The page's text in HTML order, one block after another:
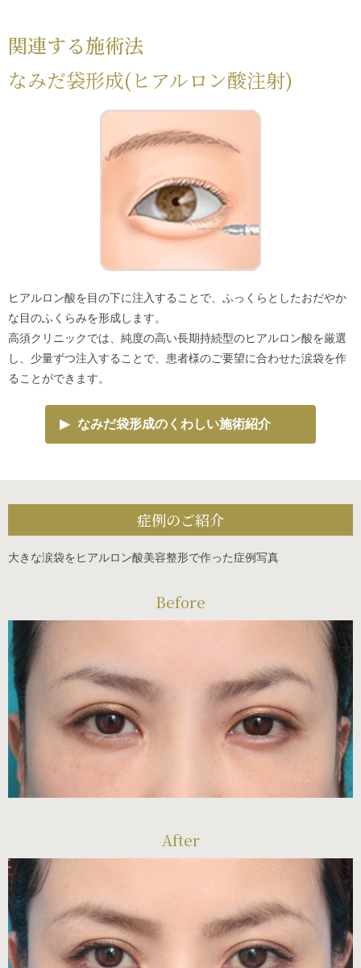
関連する施術法
なみだ袋形成(ヒアルロン酸注射)
ヒアルロン酸を目の下に注入することで、ふっくらとしたおだやか
な目のふくらみを形成します。
高須クリニックでは、純度の高い長期持続型のヒアルロン酸を厳選
し、少量ずつ注入することで、患者様のご要望に合わせた涙袋を作
ることができます。
▶ なみだ袋形成のくわしい施術紹介
症例のご紹介
大きな涙袋をヒアルロン酸美容整形で作った症例写真
Before
After